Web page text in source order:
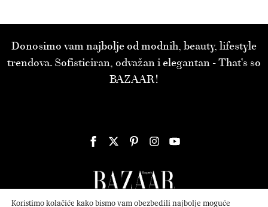
Donosimo vam najbolje od modnih, beauty, lifestyle
trendova. Sofisticiran, odvažan i elegantan - That’s so
BAZAAR!
Koristimo kolačiće kako bismo vam obezbedili najbolje moguće